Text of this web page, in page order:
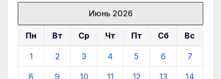
Июнь 2026
Пн Вт Ср Чт Пт Сб Вс
1 2 3 4 5 6 7
8 9 10 11 12 13 14